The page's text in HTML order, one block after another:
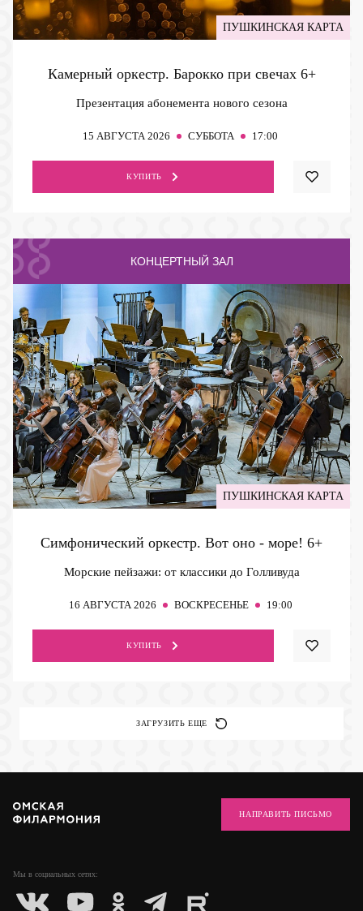
ПУШКИНСКАЯ КАРТА
Камерный оркестр. Барокко при свечах 6+
Презентация абонемента нового сезона
15 АВГУСТА 2026 СУББОТА 17:00
КУПИТЬ
КОНЦЕРТНЫЙ ЗАЛ
ПУШКИНСКАЯ КАРТА
Симфонический оркестр. Вот оно - море! 6+
Морские пейзажи: от классики до Голливуда
16 АВГУСТА 2026 ВОСКРЕСЕНЬЕ 19:00
КУПИТЬ
ЗАГРУЗИТЬ ЕЩЕ
Мы в социальных сетях:
НАПРАВИТЬ ПИСЬМО